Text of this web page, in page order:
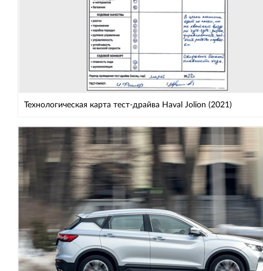
Технологическая карта тест-драйва Haval Jolion (2021)